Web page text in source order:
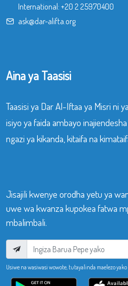
International: +20 2 25970400
ask@dar-alifta.org
Aina ya Taasisi
Taasisi ya Dar Al-Iftaa ya Misri ni
isiyo ya faida ambayo
ngazi ya kikanda, kitaifa na
Jisajili kwenye orodha yetu ya
uwe wa kwanza kupokea fatwa
mbalimbali.
Usiwe na wasiwasi wowote, tutayalinda maelezo